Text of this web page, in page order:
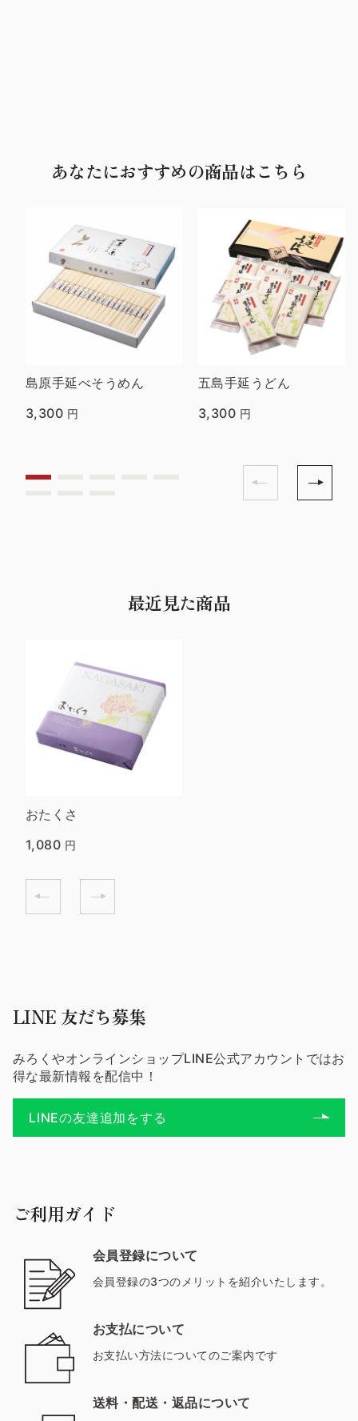
あなたにおすすめの商品はこちら
島原手延べそうめん
3,300 円
五島手延うどん
3,300 円
最近見た商品
おたくさ
1,080 円
LINE 友だち募集
みろくやオンラインショップLINE公式アカウントではお
得な最新情報を配信中！
LINEの友達追加をする
ご利用ガイド
会員登録について
会員登録の3つのメリットを紹介いたします。
お支払について
お支払い方法についてのご案内です
送料・配送・返品について